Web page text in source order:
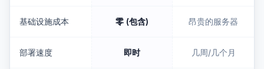
基础设施成本 零 (包含) 昂贵的服务器
部署速度 即时 几周/几个月